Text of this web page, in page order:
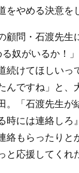
をやめる決意を
顧問・石渡先生
奴がいるか！
続けてほしいっ
んですね」と、
。「石渡先生が
時には連絡しろ
絡もらったりと
と応援してくれ